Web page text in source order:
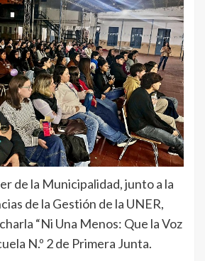
de la Municipalidad, junto a la
de la Gestión de la UNER,
“Ni Una Menos: Que la Voz
N.º 2 de Primera Junta.